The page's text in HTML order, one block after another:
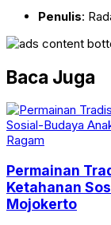
Penulis:
Baca Juga
Ragam
Permainan
Ketahanan
Mojokerto